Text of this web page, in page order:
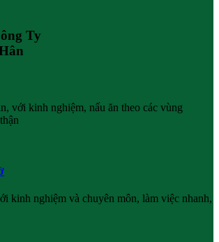
Ty
với kinh nghiệm, nấu ăn theo các vùng
kinh nghiệm và chuyên môn, làm việc nhanh,